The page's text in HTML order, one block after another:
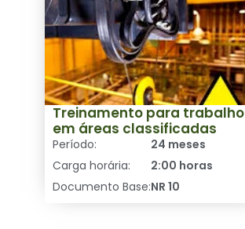
Treinamento para trabalho
em áreas classificadas
Período:
Carga horária:
Documento Base:
24 meses
2:00 horas
NR 10